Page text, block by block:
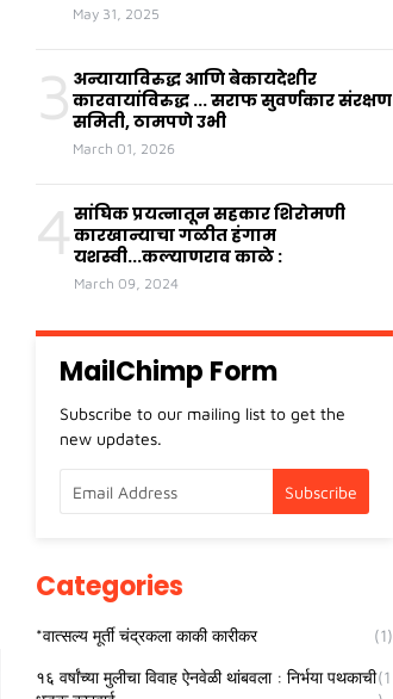
May 31, 2025
3 अन्यायाविरुद्ध आणि बेकायदेशीर
कारवायांविरुद्ध ... सराफ सुवर्णकार संरक्षण
समिती, ठामपणे उभी
March 01, 2026
4 सांघिक प्रयत्नातून सहकार शिरोमणी
कारखान्याचा गळीत हंगाम
यशस्वी...कल्याणराव काळे :
March 09, 2024
MailChimp Form
Subscribe to our mailing list to get the
new updates.
Categories
*वात्सल्य मूर्ती चंद्रकला काकी कारीकर (1)
१६ वर्षांच्या मुलीचा विवाह ऐनवेळी थांबवला : निर्भया पथकाची(1